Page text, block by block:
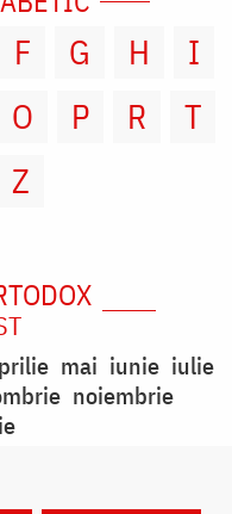
F G H
I
O P R
T
Z
mai iunie iulie
noiembrie